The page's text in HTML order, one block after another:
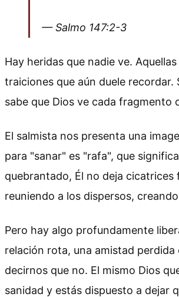
— Salmo 147:2-3
Hay heridas que nadie ve.
traiciones que aún duele
sabe que Dios ve cada fragmento
El salmista nos presenta una
para "sanar" es "rafa", que
quebrantado, Él no deja
reuniendo a los dispersos,
Pero hay algo profundamente
relación rota, una amistad
decirnos que no. El mismo Dios
sanidad y estás dispuesto a dejar